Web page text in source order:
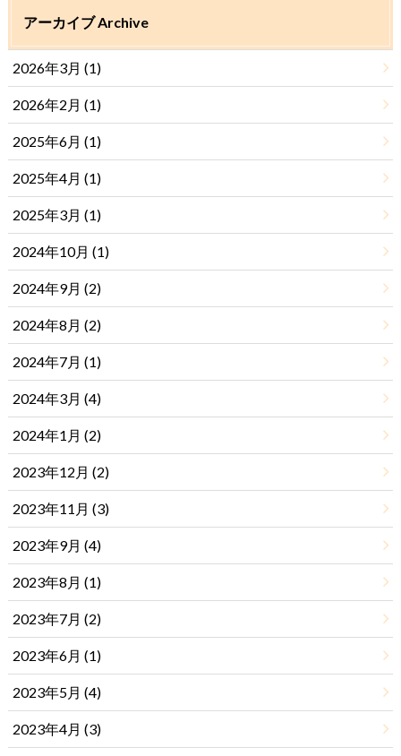
アーカイブ Archive
2026年3月 (1)
2026年2月 (1)
2025年6月 (1)
2025年4月 (1)
2025年3月 (1)
2024年10月 (1)
2024年9月 (2)
2024年8月 (2)
2024年7月 (1)
2024年3月 (4)
2024年1月 (2)
2023年12月 (2)
2023年11月 (3)
2023年9月 (4)
2023年8月 (1)
2023年7月 (2)
2023年6月 (1)
2023年5月 (4)
2023年4月 (3)